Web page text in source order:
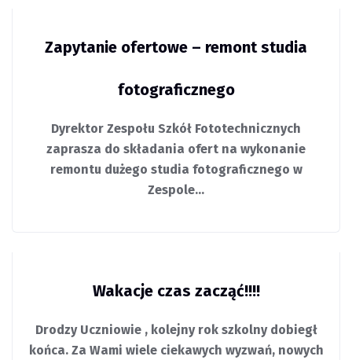
Zapytanie ofertowe – remont studia
fotograficznego
Dyrektor Zespołu Szkół Fototechnicznych
zaprasza do składania ofert na wykonanie
remontu dużego studia fotograficznego w
Zespole…
Wakacje czas zacząć!!!!
Drodzy Uczniowie , kolejny rok szkolny dobiegł
końca. Za Wami wiele ciekawych wyzwań, nowych